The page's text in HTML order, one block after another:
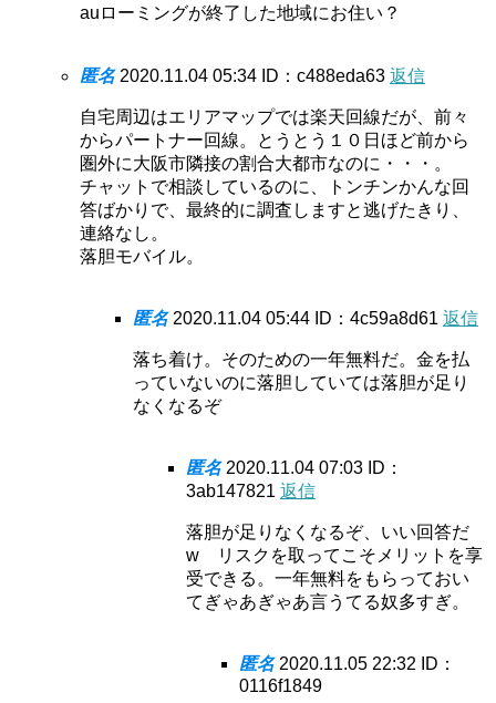
auローミングが終了した地域にお住い？
匿名 2020.11.04 05:34 ID：c488eda63 返信
自宅周辺はエリアマップでは楽天回線だが、前々
からパートナー回線。とうとう１０日ほど前から
圏外に大阪市隣接の割合大都市なのに・・・。
チャットで相談しているのに、トンチンかんな回
答ばかりで、最終的に調査しますと逃げたきり、
連絡なし。
落胆モバイル。
匿名 2020.11.04 05:44 ID：4c59a8d61 返信
落ち着け。そのための一年無料だ。金を払
っていないのに落胆していては落胆が足り
なくなるぞ
匿名 2020.11.04 07:03 ID：
3ab147821 返信
落胆が足りなくなるぞ、いい回答だ
w リスクを取ってこそメリットを享
受できる。一年無料をもらっておい
てぎゃあぎゃあ言うてる奴多すぎ。
匿名 2020.11.05 22:32
ID：
0116f1849